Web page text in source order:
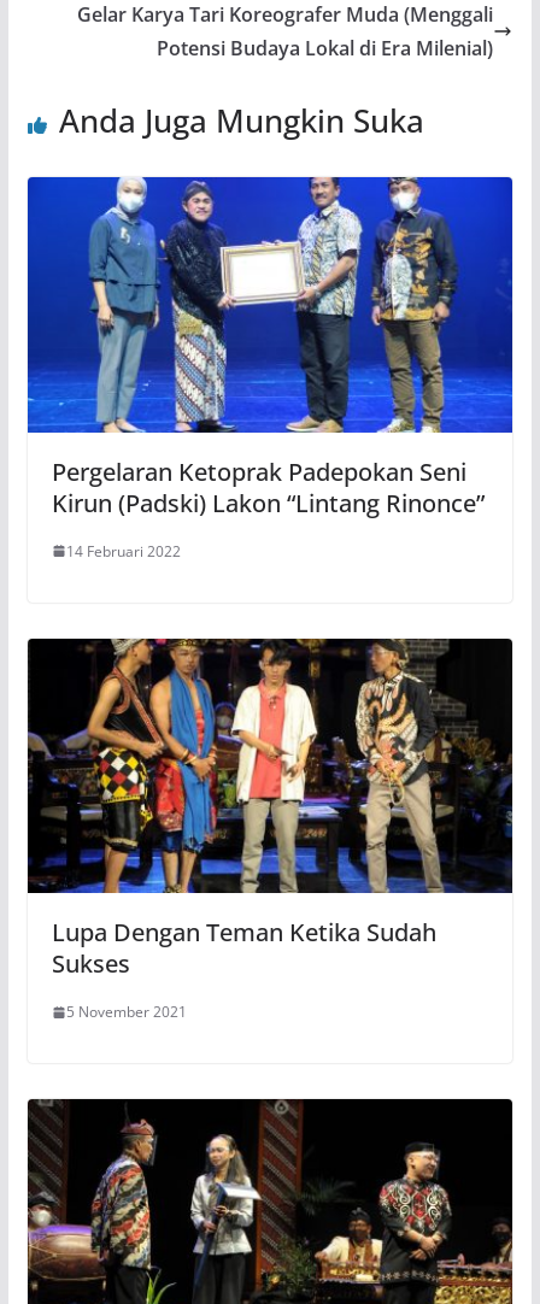
Gelar Karya Tari Koreografer Muda (Menggali
Potensi Budaya Lokal di Era Milenial)
Anda Juga Mungkin Suka
Pergelaran Ketoprak Padepokan Seni
Kirun (Padski) Lakon “Lintang Rinonce”
14 Februari 2022
Lupa Dengan Teman Ketika Sudah
Sukses
5 November 2021